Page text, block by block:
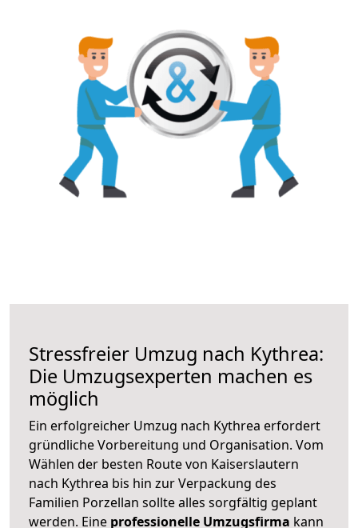
Stressfreier Umzug nach Kythrea:
Die Umzugsexperten machen es
möglich
Ein erfolgreicher Umzug nach Kythrea erfordert
gründliche Vorbereitung und Organisation. Vom
Wählen der besten Route von Kaiserslautern
nach Kythrea bis hin zur Verpackung des
Familien Porzellan sollte alles sorgfältig geplant
werden. Eine professionelle Umzugsfirma kann